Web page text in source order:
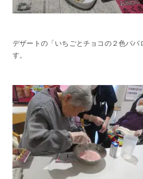
デザートの「いちごとチョコの２色ババ
す。